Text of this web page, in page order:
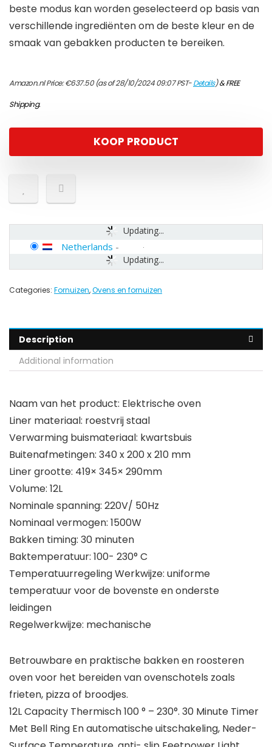
beste modus kan worden geselecteerd op basis van
verschillende ingrediënten om de beste kleur en de
smaak van gebakken producten te bereiken.
Amazon.nl Price:€637.50(as of 28/10/2024 09:07 PST-Details)&FREE
Shipping.
KOOP PRODUCT
Updating...
Updating...
Netherlands -
Categories: Fornuizen,Ovens en fornuizen
Description
Additional information
Naam van het product: Elektrische oven
Liner materiaal: roestvrij staal
Verwarming buismateriaal: kwartsbuis
Buitenafmetingen: 340 x 200 x 210 mm
Liner grootte: 419× 345× 290mm
Volume: 12L
Nominale spanning: 220V/ 50Hz
Nominaal vermogen: 1500W
Bakken timing: 30 minuten
Baktemperatuur: 100- 230° C
Temperatuurregeling Werkwijze: uniforme
temperatuur voor de bovenste en onderste
leidingen
Regelwerkwijze: mechanische
Betrouwbare en praktische bakken en roosteren
oven voor het bereiden van ovenschotels zoals
frieten, pizza of broodjes.
12L Capacity Thermisch 100 ° – 230°. 30 Minute Timer
Met Bell Ring En automatische uitschakeling, Neder-